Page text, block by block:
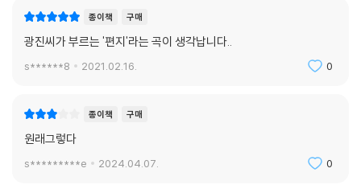
아침부터 취해 울던 날에
그의 술잔 속을 들락거리던 허연 수염이거나,
거기 매달려 흔들리던
그것이, 지금
짜장면을 먹다가 느닷없이 엉엉 울기에
종이책 구매
광진씨가 부르는 '편지'라는 곡이 생각납니다..
s******8 2021.02.16. 0
종이책 구매
원래그렇다
s*********e 2024.04.07. 0